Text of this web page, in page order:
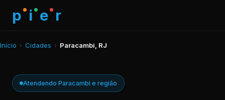
p i e r
Início › Cidades › Paracambi, RJ
Atendendo Paracambi e região